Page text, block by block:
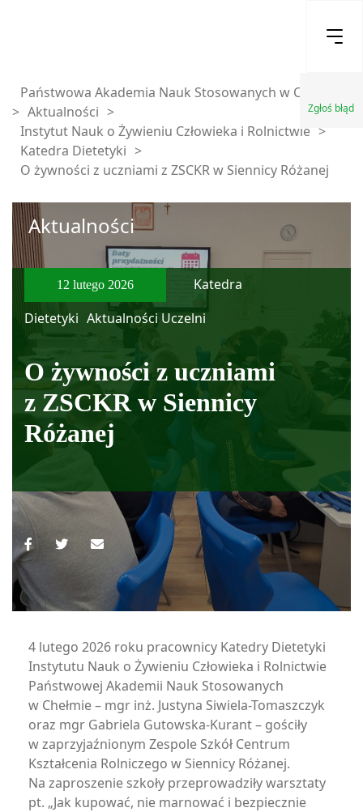
Zgłoś błąd
Państwowa Akademia Nauk Stosowanych w Chełmie
> Aktualności >
Instytut Nauk o Żywieniu Człowieka i Rolnictwie >
Katedra Dietetyki >
O żywności z uczniami z ZSCKR w Siennicy Różanej
Aktualności
12 lutego 2026
Katedra
Dietetyki Aktualności Uczelni
O żywności z uczniami
z ZSCKR w Siennicy
Różanej
4 lutego 2026 roku pracownicy Katedry Dietetyki
Instytutu Nauk o Żywieniu Człowieka i Rolnictwie
Państwowej Akademii Nauk Stosowanych
w Chełmie – mgr inż. Justyna Siwiela-Tomaszczyk
oraz mgr Gabriela Gutowska-Kurant – gościły
w zaprzyjaźnionym Zespole Szkół Centrum
Kształcenia Rolniczego w Siennicy Różanej.
Na zaproszenie szkoły przeprowadziły warsztaty
pt. „Jak kupować, nie marnować i bezpiecznie